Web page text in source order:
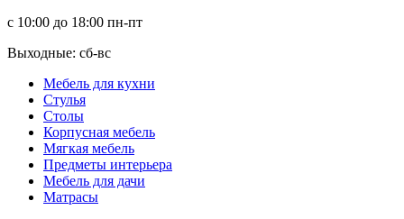
с 10:00 до 18:00 пн-пт
Выходные: сб-вc
Мебель для кухни
Стулья
Столы
Корпусная мебель
Мягкая мебель
Предметы интерьера
Мебель для дачи
Матраcы